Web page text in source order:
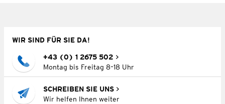
WIR SIND FÜR SIE DA!
+43 (0) 1 2675 502
Montag bis Freitag 8–18 Uhr
SCHREIBEN SIE UNS
Wir helfen Ihnen weiter